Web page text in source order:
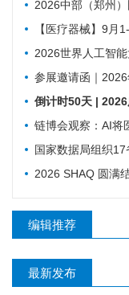
2026中部（郑州）国际
【医疗器械】9月1-3
2026世界人工智能大会释
参展邀请函｜2026年8月
倒计时50天 | 2026广州
链博会观察：AI将
国家数据局组织17省市取经北京医疗AI中试
2026 SHAQ 圆满结束丨
编辑推荐
最新发布